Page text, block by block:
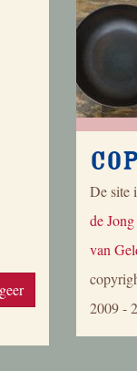
De site
de Jong
van
2009 -